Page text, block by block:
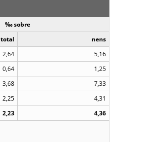
‰ sobre
total
nens
2,64
5,16
0,64
1,25
3,68
7,33
2,25
4,31
2,23
4,36